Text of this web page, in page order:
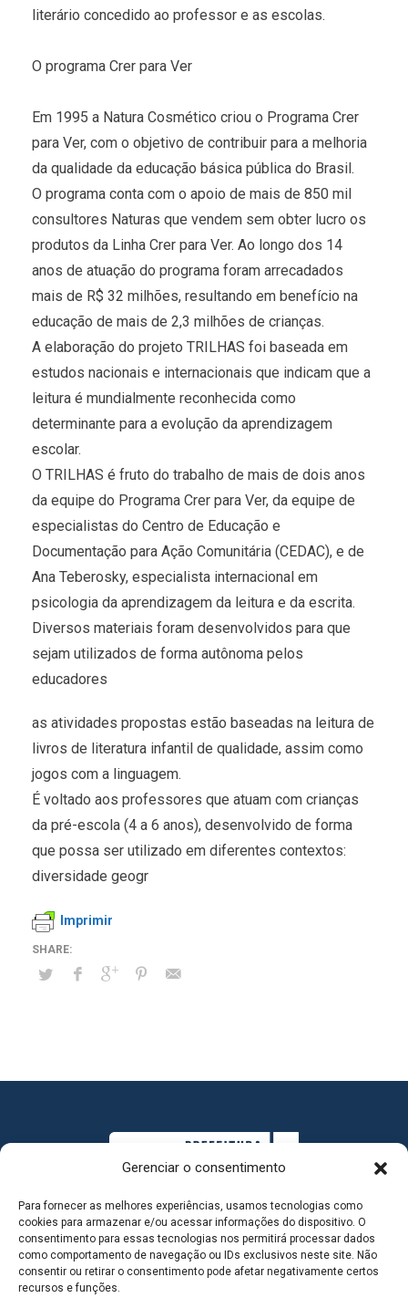
Gerenciar o consentimento
Para fornecer as melhores experiências, usamos tecnologias como
cookies para armazenar e/ou acessar informações do dispositivo. O
consentimento para essas tecnologias nos permitirá processar dados
como comportamento de navegação ou IDs exclusivos neste site. Não
consentir ou retirar o consentimento pode afetar negativamente certos
recursos e funções.
literário concedido ao professor e as escolas.
O programa Crer para Ver
Em 1995 a Natura Cosmético criou o Programa Crer
para Ver, com o objetivo de contribuir para a melhoria
da qualidade da educação básica pública do Brasil.
O programa conta com o apoio de mais de 850 mil
consultores Naturas que vendem sem obter lucro os
produtos da Linha Crer para Ver. Ao longo dos 14
anos de atuação do programa foram arrecadados
mais de R$ 32 milhões, resultando em benefício na
educação de mais de 2,3 milhões de crianças.
A elaboração do projeto TRILHAS foi baseada em
estudos nacionais e internacionais que indicam que a
leitura é mundialmente reconhecida como
determinante para a evolução da aprendizagem
escolar.
O TRILHAS é fruto do trabalho de mais de dois anos
da equipe do Programa Crer para Ver, da equipe de
especialistas do Centro de Educação e
Documentação para Ação Comunitária (CEDAC), e de
Ana Teberosky, especialista internacional em
psicologia da aprendizagem da leitura e da escrita.
Diversos materiais foram desenvolvidos para que
sejam utilizados de forma autônoma pelos
educadores
as atividades propostas estão baseadas na leitura de
livros de literatura infantil de qualidade, assim como
jogos com a linguagem.
É voltado aos professores que atuam com crianças
da pré-escola (4 a 6 anos), desenvolvido de forma
que possa ser utilizado em diferentes contextos:
diversidade geogr
Imprimir
MAPA DO SITE